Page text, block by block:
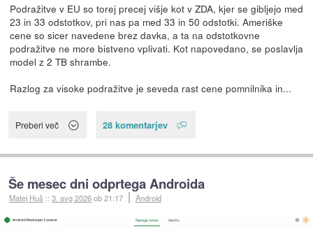
Podražitve v EU so torej precej višje kot v ZDA, kjer se gibljejo med
23 in 33 odstotkov, pri nas pa med 33 in 50 odstotki. Ameriške
cene so sicer navedene brez davka, a ta na odstotkovne
podražitve ne more bistveno vplivati. Kot napovedano, se poslavlja
model z 2 TB shrambe.
Razlog za visoke podražitve je seveda rast cene pomnilnika in...
Preberi več 28 komentarjev
Še mesec dni odprtega Androida
Matej Huš ::3. avg 2026ob 21:17 Android